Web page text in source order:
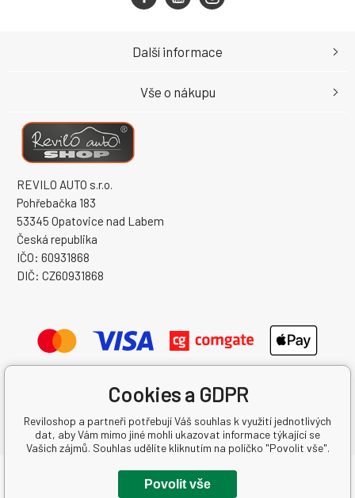
REVILO AUTO s.r.o.
Pohřebačka 183
53345 Opatovice nad Labem
Česká republika
IČO: 60931868
DIČ: CZ60931868
Další informace
Vše o nákupu
Copyright © 2026 REVILO AUTO s.r.o.
Cookies a GDPR
Reviloshop a partneři potřebují Váš souhlas k využití jednotlivých
dat, aby Vám mimo jiné mohli ukazovat informace týkající se
Vašich zájmů. Souhlas udělíte kliknutím na políčko "Povolit vše".
Povolit vše